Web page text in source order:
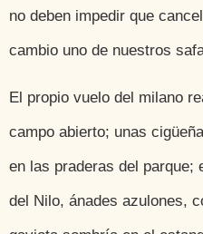
no deben impedir que
cambio uno de nuestros
El propio vuelo del milano
campo abierto; unas
en las praderas del parque;
del Nilo, ánades azulones,